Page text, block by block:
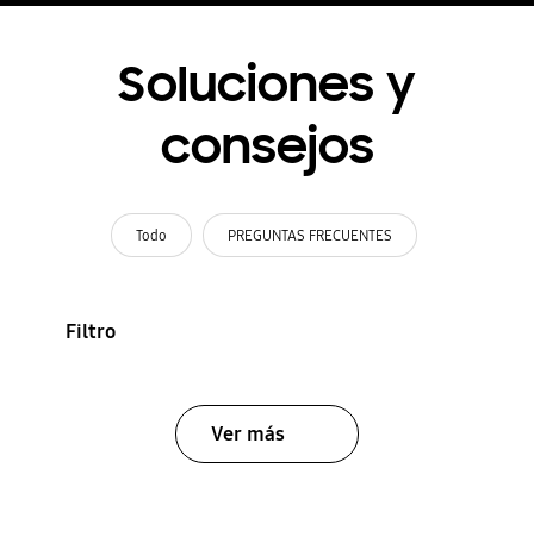
Soluciones y
consejos
Todo PREGUNTAS FRECUENTES
Filtro
Ver más